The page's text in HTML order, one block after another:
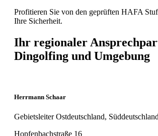
Profitieren Sie von den geprüften HAFA
Ihre Sicherheit.
Ihr regionaler
Dingolfing und Umgebung
Herrmann Schaar
Gebietsleiter Ostdeutschland,
Hopfenbachstraße 16